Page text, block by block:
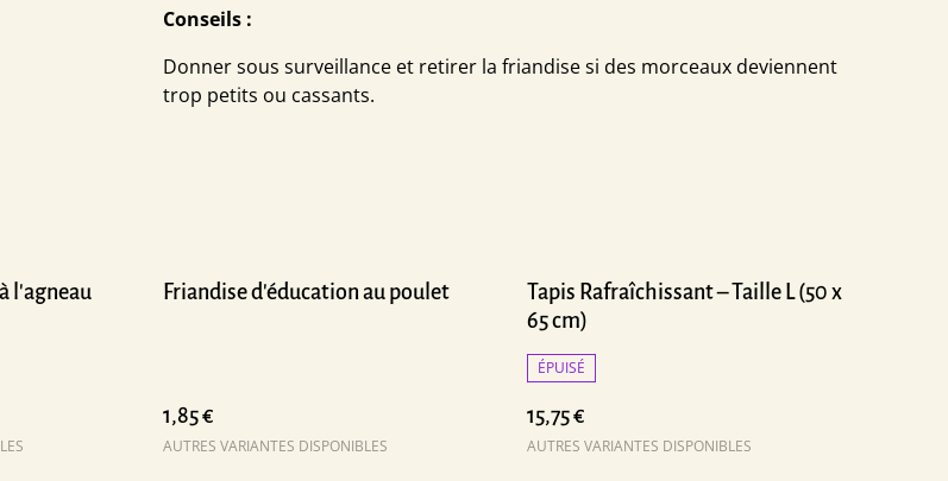
Conseils :
Donner sous surveillance et retirer la friandise si des morceaux deviennent
trop petits ou cassants.
l'agneau Friandise d'éducation au poulet
1,85 €
AUTRES VARIANTES DISPONIBLES
Tapis Rafraîchissant – Taille L (50 x
65 cm)
ÉPUISÉ
15,75 €
AUTRES VARIANTES DISPONIBLES